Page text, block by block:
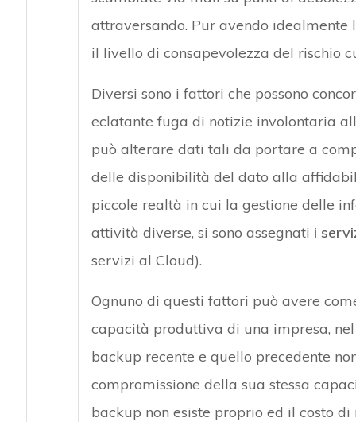
attraversando. Pur avendo
il livello di consapevolezza del rischio
Diversi sono i fattori che possono
eclatante fuga di notizie involontaria
può alterare dati tali da portare a
delle disponibilità del dato alla
piccole realtà in cui la gestione delle
attività diverse, si sono assegnati i
servizi al Cloud).
Ognuno di questi fattori può avere
capacità produttiva di una impresa,
backup recente e quello precedente
compromissione della sua stessa
backup non esiste proprio ed il costo